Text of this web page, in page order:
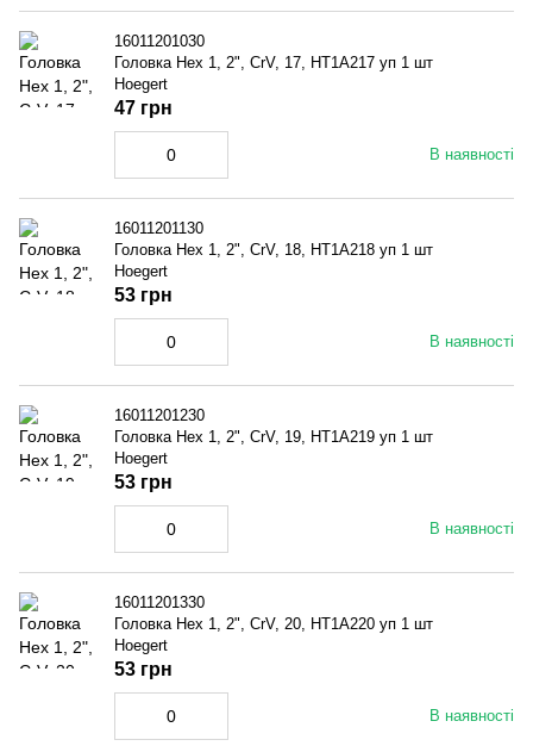
16011201030
Головка Hex 1, 2", CrV, 17, HT1A217 уп 1 шт
Hoegert
В наявності
47 грн
16011201130
Головка Hex 1, 2", CrV, 18, HT1A218 уп 1 шт
Hoegert
В наявності
53 грн
16011201230
Головка Hex 1, 2", CrV, 19, HT1A219 уп 1 шт
Hoegert
В наявності
53 грн
16011201330
Головка Hex 1, 2", CrV, 20, HT1A220 уп 1 шт
Hoegert
В наявності
53 грн